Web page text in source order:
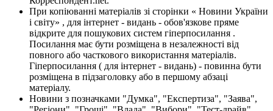
При копіюванні матеріалів зі сторінки « Новини України
і світу» , для інтернет - видань - обов'язкове пряме
відкрите для пошукових систем гіперпосилання .
Посилання має бути розміщена в незалежності від
повного або часткового використання матеріалів.
Гіперпосилання ( для інтернет - видань) - повинна бути
розміщена в підзаголовку або в першому абзаці
матеріалу.
Новини з позначками "Думка", "Експертиза", "Заява",